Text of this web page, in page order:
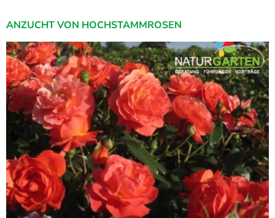
ANZUCHT VON HOCHSTAMMROSEN